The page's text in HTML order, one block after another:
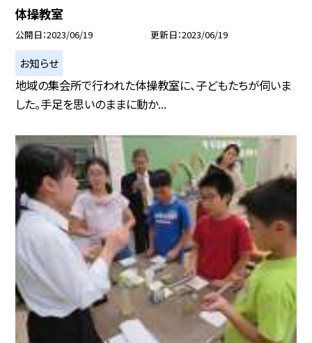
体操教室
公開日 2023/06/19 更新日 2023/06/19
お知らせ
地域の集会所で行われた体操教室に、子どもたちが伺いま
した。手足を思いのままに動か...